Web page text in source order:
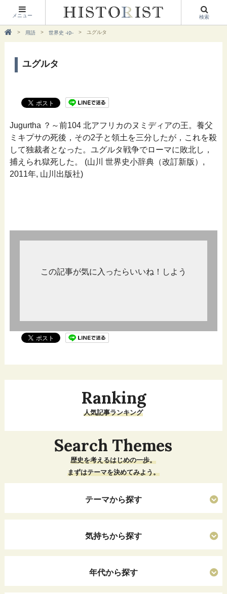
メニュー 検索
用語 世界史 -ゆ- ユグルタ
ユグルタ
Jugurtha ？～前104 北アフリカのヌミディアの王。養父
ミキプサの死後，その2子と領土を三分したが，これを殺
して独裁者となった。ユグルタ戦争でローマに敗北し，
捕えられ獄死した。 (山川 世界史小辞典（改訂新版）,
2011年, 山川出版社)
この記事が気に入ったらいいね！しよう
Ranking
人気記事ランキング
Search Themes
歴史を考えるはじめの一歩。
まずはテーマを決めてみよう。
テーマから探す
気持ちから探す
年代から探す